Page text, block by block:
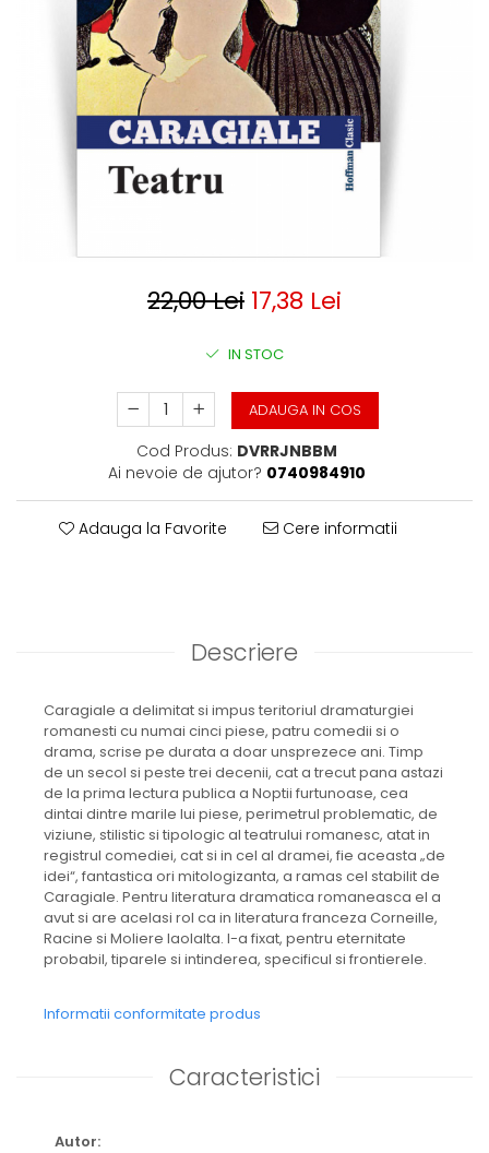
Contemporana
Moderna
Romana
Universala
Universala
Non-fictiune
Publicistica / Reportaje / Interviuri
22,00 Lei 17,38 Lei
IN STOC
ADAUGA IN COS
Cod Produs: DVRRJNBBM
Ai nevoie de ajutor? 0740984910
Adauga la Favorite Cere informatii
Descriere
Caragiale a delimitat si impus teritoriul dramaturgiei
romanesti cu numai cinci piese, patru comedii si o
drama, scrise pe durata a doar unsprezece ani. Timp
de un secol si peste trei decenii, cat a trecut pana astazi
de la prima lectura publica a Noptii furtunoase, cea
dintai dintre marile lui piese, perimetrul problematic, de
viziune, stilistic si tipologic al teatrului romanesc, atat in
registrul comediei, cat si in cel al dramei, fie aceasta „de
idei“, fantastica ori mitologizanta, a ramas cel stabilit de
Caragiale. Pentru literatura dramatica romaneasca el a
avut si are acelasi rol ca in literatura franceza Corneille,
Racine si Moliere laolalta. I-a fixat, pentru eternitate
probabil, tiparele si intinderea, specificul si frontierele.
Informatii conformitate produs
Caracteristici
Autor: